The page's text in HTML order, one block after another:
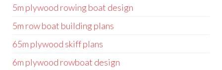
5m plywood rowing boat design
5m row boat building plans
65m plywood skiff plans
6m plywood rowboat design